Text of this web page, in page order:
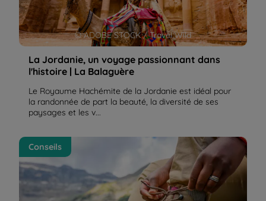
© ADOBE STOCK / Travel Wild
La Jordanie, un voyage passionnant dans
l'histoire | La Balaguère
Le Royaume Hachémite de la Jordanie est idéal pour
la randonnée de part la beauté, la diversité de ses
paysages et les v...
Casser des chaussures neuves | La Balaguère
Conseils